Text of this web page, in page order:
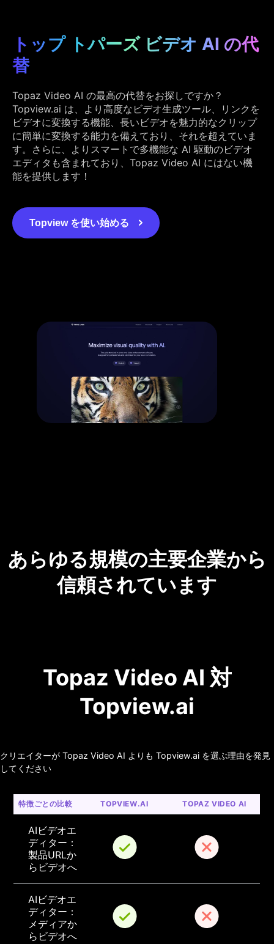
トップ トパーズ ビデオ AI の代
替
Topaz Video AI の最高の代替をお探しですか？
Topview.ai は、より高度なビデオ生成ツール、リンクを
ビデオに変換する機能、長いビデオを魅力的なクリップ
に簡単に変換する能力を備えており、それを超えていま
す。さらに、よりスマートで多機能な AI 駆動のビデオ
エディタも含まれており、Topaz Video AI にはない機
能を提供します！
Topview を使い始める
あらゆる規模の主要企業から
信頼されています
Topaz Video AI 対
Topview.ai
クリエイターが Topaz Video AI よりも Topview.ai を選ぶ理由を発見
してください
特徴ごとの比較 TOPVIEW.AI TOPAZ VIDEO AI
AIビデオエ
ディター：
製品URLか
らビデオへ
AIビデオエ
ディター：
メディアか
らビデオへ